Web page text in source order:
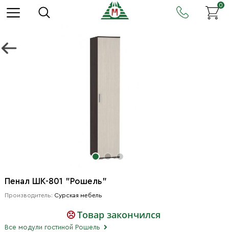
0
Пенал ШК-801 "Рошель"
Производитель: Сурская мебель
Товар закончился
Все модули гостиной Рошель